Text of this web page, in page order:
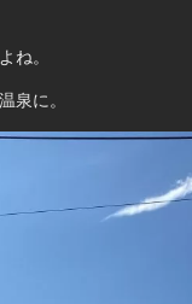
ね。
泉に。